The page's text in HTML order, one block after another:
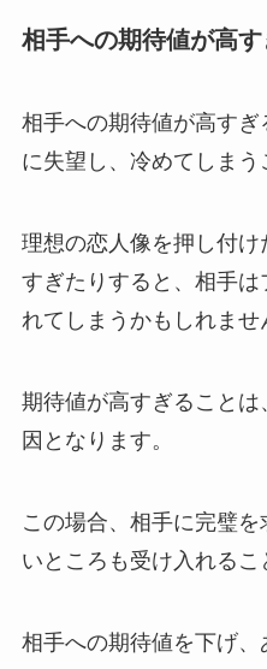
相手への期待値が高す
相手への期待値が高す
に失望し、冷めてしまう
理想の恋人像を押し付
すぎたりすると、相手
れてしまうかもしれませ
期待値が高すぎること
因となります。
この場合、相手に完璧
いところも受け入れるこ
相手への期待値を下げ